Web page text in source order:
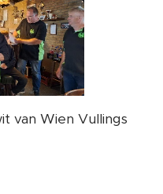
van Wien Vullings